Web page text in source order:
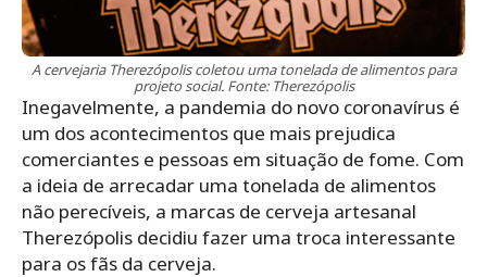
A cervejaria Therezópolis coletou uma tonelada de alimentos para
projeto social. Fonte: Therezópolis
Inegavelmente, a pandemia do novo coronavírus é
um dos acontecimentos que mais prejudica
comerciantes e pessoas em situação de fome. Com
a ideia de arrecadar uma tonelada de alimentos
não perecíveis, a marcas de cerveja artesanal
Therezópolis decidiu fazer uma troca interessante
para os fãs da cerveja.